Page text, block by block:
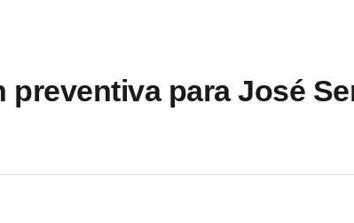
preventiva para José